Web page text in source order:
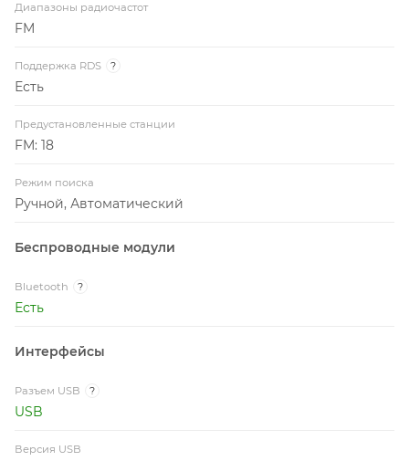
Диапазоны радиочастот
FM
Поддержка RDS ?
Есть
Предустановленные станции
FM: 18
Режим поиска
Ручной, Автоматический
Беспроводные модули
Bluetooth ?
Есть
Интерфейсы
Разъем USB ?
USB
Версия USB